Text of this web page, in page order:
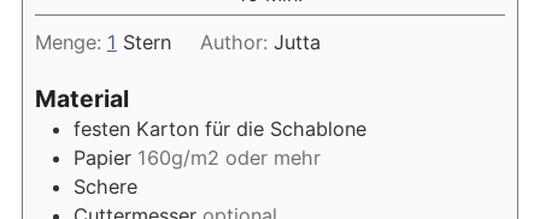
Menge: 1 Stern Author:Jutta
Material
festen Karton für die Schablone
Papier 160g/m2 oder mehr
Schere